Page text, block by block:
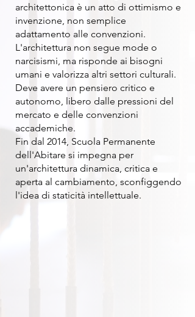
architettonica è un atto di ottimismo e
invenzione, non semplice
adattamento alle convenzioni.
L'architettura non segue mode o
narcisismi, ma risponde ai bisogni
umani e valorizza altri settori culturali.
Deve avere un pensiero critico e
autonomo, libero dalle pressioni del
mercato e delle convenzioni
accademiche.
Fin dal 2014, Scuola Permanente
dell'Abitare si impegna per
un'architettura dinamica, critica e
aperta al cambiamento, sconfiggendo
l'idea di staticità intellettuale.